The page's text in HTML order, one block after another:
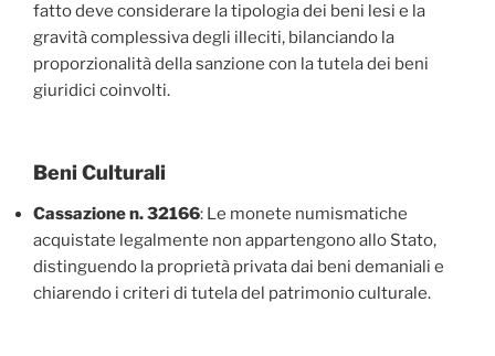
fatto deve considerare la tipologia dei beni lesi e la
gravità complessiva degli illeciti, bilanciando la
proporzionalità della sanzione con la tutela dei beni
giuridici coinvolti.
Beni Culturali
Cassazione n. 32166: Le monete numismatiche
acquistate legalmente non appartengono allo Stato,
distinguendo la proprietà privata dai beni demaniali e
chiarendo i criteri di tutela del patrimonio culturale.